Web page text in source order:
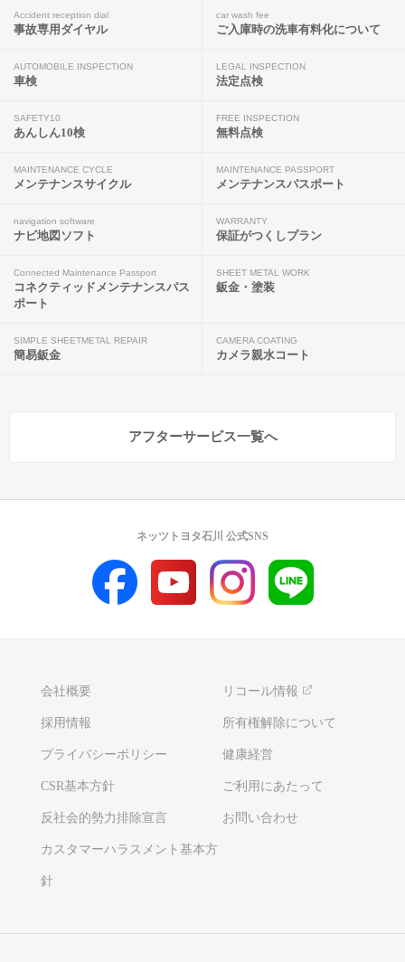
Accident reception dial
事故専用ダイヤル
car wash fee
ご入庫時の洗車有料化について
AUTOMOBILE INSPECTION
車検
LEGAL INSPECTION
法定点検
SAFETY10
あんしん10検
FREE INSPECTION
無料点検
MAINTENANCE CYCLE
メンテナンスサイクル
MAINTENANCE PASSPORT
メンテナンスパスポート
navigation software
ナビ地図ソフト
WARRANTY
保証がつくしプラン
Connected Maintenance Passport
コネクティッドメンテナンスパス
ポート
SHEET METAL WORK
鈑金・塗装
SIMPLE SHEETMETAL REPAIR
簡易鈑金
CAMERA COATING
カメラ親水コート
アフターサービス一覧へ
会社概要 リコール情報
採用情報 所有権解除について
プライバシーポリシー 健康経営
CSR基本方針 ご利用にあたって
反社会的勢力排除宣言 お問い合わせ
カスタマーハラスメント基本方
針
ネッツトヨタ石川 公式SNS